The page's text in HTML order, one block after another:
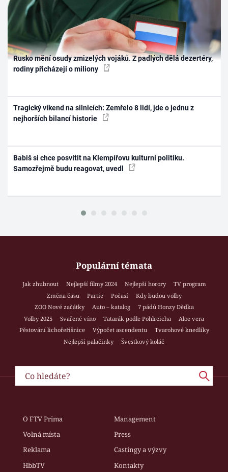
Rusko mění osudy zmizelých vojáků. Z padlých dělá dezertéry,
rodiny přicházejí o miliony
Tragický víkend na silnicích: Zemřelo 8 lidí, jde o jednu z
nejhorších bilancí historie
Babiš si chce posvítit na Klempířovu kulturní politiku.
Samozřejmě budu reagovat, uvedl
Populární témata
Jak zhubnout Nejlepší filmy 2024 Nejlepší horory
TV program
Změna času
Partie Počasí
Kdy budou volby
ZOO Nové začátky
Auto – katalog
7 pádů Honzy Dědka
Volby 2025
Svařené víno Tatarák podle Pohlreicha
Aloe vera
Pěstování lichořeřišnice
Výpočet ascendentu
Tvarohové knedlíky
Nejlepší palačinky
Švestkový koláč
O FTV Prima
Management
Volná místa
Press
Reklama
Castingy a výzvy
HbbTV
Kontakty